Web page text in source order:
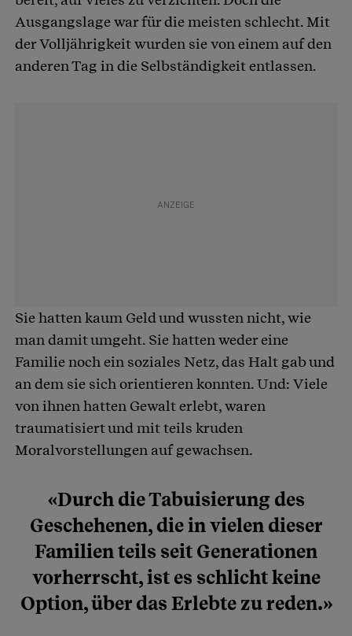
Ausgangslage war für die meisten schlecht. Mit
der Volljährigkeit wurden sie von einem auf den
anderen Tag in die Selbständigkeit entlassen.
Sie hatten kaum Geld und wussten nicht, wie
man damit umgeht. Sie hatten weder eine
Familie noch ein soziales Netz, das Halt gab und
an dem sie sich orientieren konnten. Und: Viele
von ihnen hatten Gewalt erlebt, waren
traumatisiert und mit teils kruden
Moralvorstellungen auf gewachsen.
«Durch die Tabuisierung des
Geschehenen, die in vielen dieser
Familien teils seit Genera­tionen
vorherrscht, ist es schlicht keine
Option, über das Erlebte zu reden.»